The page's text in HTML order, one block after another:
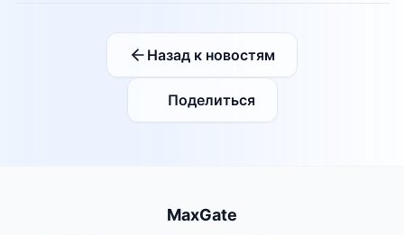
Назад к новостям
Поделиться
MaxGate